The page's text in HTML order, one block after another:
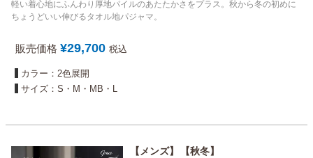
軽い着心地にふんわり厚地パイルのあたたかさをプラス。秋から冬の初めに
ちょうどいい伸びるタオル地パジャマ。
販売価格 ¥29,700 税込
カラー：2色展開
サイズ：S・M・MB・L
メンズ 秋冬